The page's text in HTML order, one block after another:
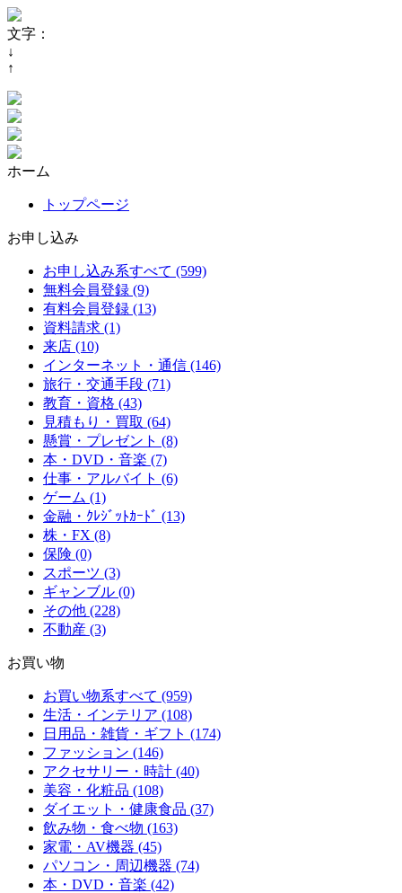
文字：
↓
↑
ホーム
トップページ
お申し込み
お申し込み系すべて (599)
無料会員登録 (9)
有料会員登録 (13)
資料請求 (1)
来店 (10)
インターネット・通信 (146)
旅行・交通手段 (71)
教育・資格 (43)
見積もり・買取 (64)
懸賞・プレゼント (8)
本・DVD・音楽 (7)
仕事・アルバイト (6)
ゲーム (1)
金融・ｸﾚｼﾞｯﾄｶｰﾄﾞ (13)
株・FX (8)
保険 (0)
スポーツ (3)
ギャンブル (0)
その他 (228)
不動産 (3)
お買い物
お買い物系すべて (959)
生活・インテリア (108)
日用品・雑貨・ギフト (174)
ファッション (146)
アクセサリー・時計 (40)
美容・化粧品 (108)
ダイエット・健康食品 (37)
飲み物・食べ物 (163)
家電・AV機器 (45)
パソコン・周辺機器 (74)
本・DVD・音楽 (42)